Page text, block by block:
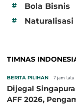
# Bola Bisnis
# Naturalisasi
TIMNAS
BERITA PILIHAN 7 jam lalu
Dijegal
AFF 2026,